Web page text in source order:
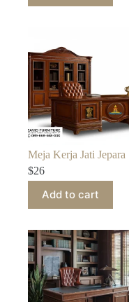
Meja Kerja Jati Jepara
$26
Add to cart